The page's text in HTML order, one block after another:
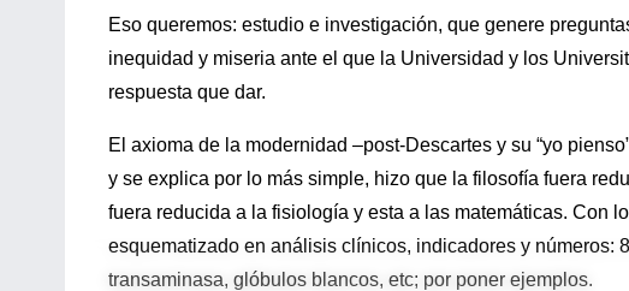
Eso queremos: estudio e investigación, que genere
inequidad y miseria ante el que la Universidad y los
respuesta que dar.
El axioma de la modernidad –post-Descartes y su “yo
y se explica por lo más simple, hizo que la filosofía fuera
fuera reducida a la fisiología y esta a las matemáticas. Con
esquematizado en análisis clínicos, indicadores y números:
transaminasa, glóbulos blancos, etc; por poner ejemplos.